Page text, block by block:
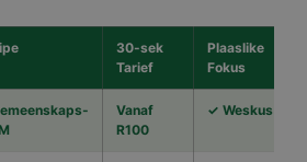
30-sek
Tarief
Plaaslike
Fokus
Vanaf
R100
✓ Weskus